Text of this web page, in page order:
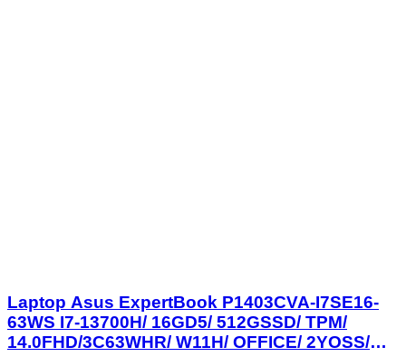
Laptop Asus ExpertBook P1403CVA-I7SE16-
63WS I7-13700H/ 16GD5/ 512GSSD/ TPM/
14.0FHD/3C63WHR/ W11H/ OFFICE/ 2YOSS/